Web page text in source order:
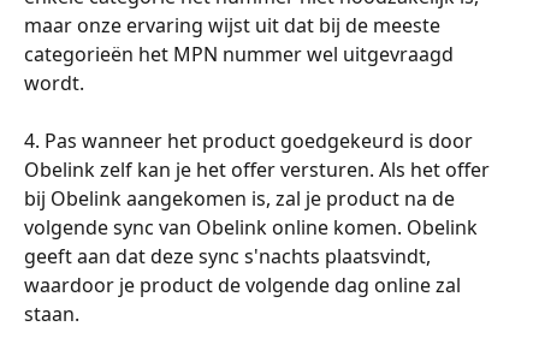
maar onze ervaring wijst uit dat bij de meeste
categorieën het MPN nummer wel uitgevraagd
wordt.
4. Pas wanneer het product goedgekeurd is door
Obelink zelf kan je het offer versturen. Als het offer
bij Obelink aangekomen is, zal je product na de
volgende sync van Obelink online komen. Obelink
geeft aan dat deze sync s'nachts plaatsvindt,
waardoor je product de volgende dag online zal
staan.